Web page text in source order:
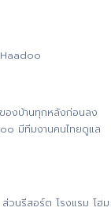
งบ้านทุกหลังก่อนลง
มีทีมงานคนไทยดูแล
วนรีสอร์ต โรงแรม โฮม